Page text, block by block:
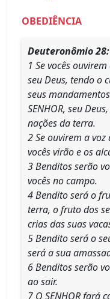
OBEDIÊNCIA
Deuteronômio 28:
1 Se vocês
seu Deus, tendo o
seus
SENHOR, seu
nações da terra.
2 Se ouvirem a voz
vocês virão e os
3 Benditos serão
vocês no campo.
4 Bendito será o
terra, o fruto dos
crias das suas
5 Bendito será o
será a sua
6 Benditos serão
ao sair.
7 O SENHOR fará